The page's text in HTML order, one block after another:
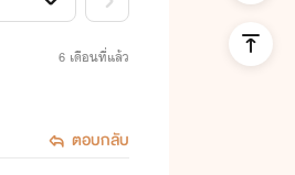
6 เดือนที่แล้ว
ตอบกลับ